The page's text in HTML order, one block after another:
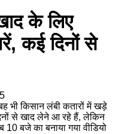
के लिए
कई दिनों से
भी किसान लंबी कतारों में खड़े
से खाद लेने आ रहे हैं, लेकिन
बजे का बनाया गया वीडियो